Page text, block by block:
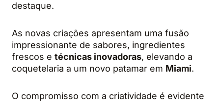
destaque.
As novas criações apresentam uma fusão
impressionante de sabores, ingredientes
frescos e técnicas inovadoras, elevando a
coquetelaria a um novo patamar em Miami.
O compromisso com a criatividade é evidente